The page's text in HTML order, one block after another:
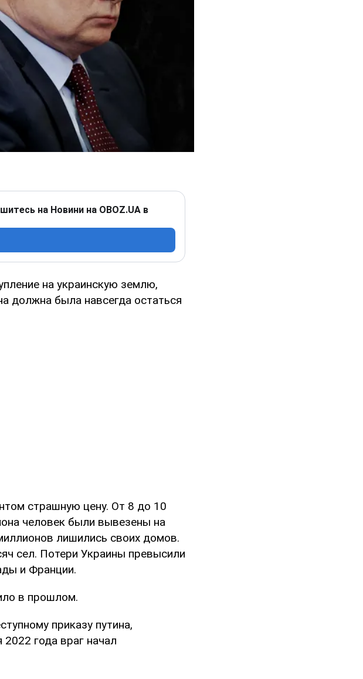
на Новини на OBOZ.UA в
на украинскую землю,
должна была навсегда остаться
страшную цену. От 8 до 10
человек были вывезены на
лишились своих домов.
сел. Потери Украины превысили
и Франции.
в прошлом.
приказу путина,
года враг начал